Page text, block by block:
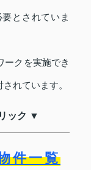
とされていま
ークを実施でき
れています。
ック ▼
件一覧